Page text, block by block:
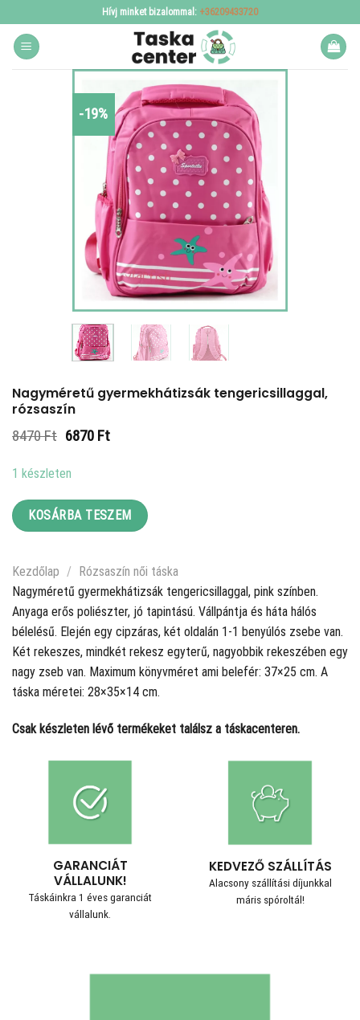
to
content
Hívj minket bizalommal: +36209433720
-19%
Nagyméretű gyermekhátizsák tengericsillaggal,
rózsaszín
8470Ft Original
8470 Ft.
6870 FtCurrent
1 készleten
KOSÁRBA TESZEM
Kezdőlap /
Rózsaszín női táska
Nagyméretű gyermekhátizsák tengericsillaggal, pink színben.
Anyaga erős poliészter, jó tapintású. Vállpántja és háta hálós
bélelésű. Elején egy cipzáras, két oldalán 1-1 benyúlós zsebe van.
Két rekeszes, mindkét rekesz egyterű, nagyobbik rekeszében egy
nagy zseb van. Maximum könyvméret ami belefér: 37×25 cm. A
táska méretei: 28×35×14 cm.
Csak készleten lévő termékeket találsz a táskacenteren.
GARANCIÁT
VÁLLALUNK!
Táskáinkra 1 éves garanciát
vállalunk.
KEDVEZŐ SZÁLLÍTÁS
Alacsony szállítási díjunkkal
máris spóroltál!